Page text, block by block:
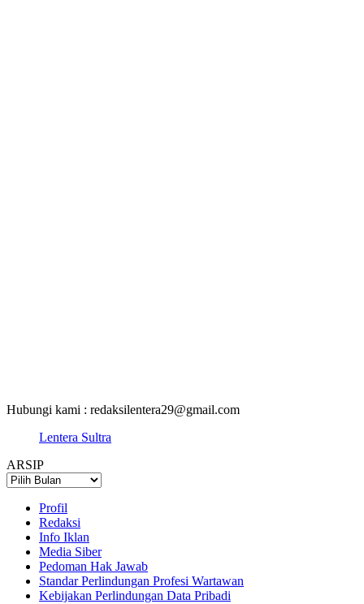
Hubungi kami : redaksilentera29@gmail.com
Lentera Sultra
ARSIP
ARSIP
Profil
Redaksi
Info Iklan
Media Siber
Pedoman Hak Jawab
Standar Perlindungan Profesi Wartawan
Kebijakan Perlindungan Data Pribadi